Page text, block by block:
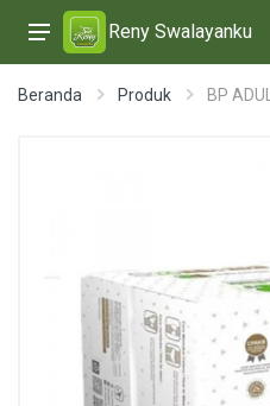
Reny Swalayanku
Beranda Produk BP